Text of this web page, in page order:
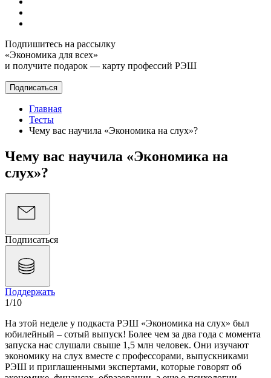
Подпишитесь на рассылку
«Экономика для всех»
и получите подарок — карту профессий РЭШ
Подписаться
Главная
Тесты
Чему вас научила «Экономика на слух»?
Чему вас научила «Экономика на
слух»?
Подписаться
Поддержать
1/10
На этой неделе у подкаста РЭШ «Экономика на слух» был
юбилейный – сотый выпуск! Более чем за два года с момента
запуска нас слушали свыше 1,5 млн человек. Они изучают
экономику на слух вместе с профессорами, выпускниками
РЭШ и приглашенными экспертами, которые говорят об